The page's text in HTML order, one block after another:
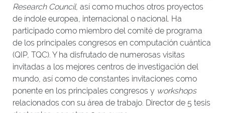
Research Council, así como muchos otros proyectos
de índole europea, internacional o nacional. Ha
participado como miembro del comité de programa
de los principales congresos en computación cuántica
(QIP, TQC). Y ha disfrutado de numerosas visitas
invitadas a los mejores centros de investigación del
mundo, así como de constantes invitaciones como
ponente en los principales congresos y workshops
relacionados con su área de trabajo. Director de 5 tesis